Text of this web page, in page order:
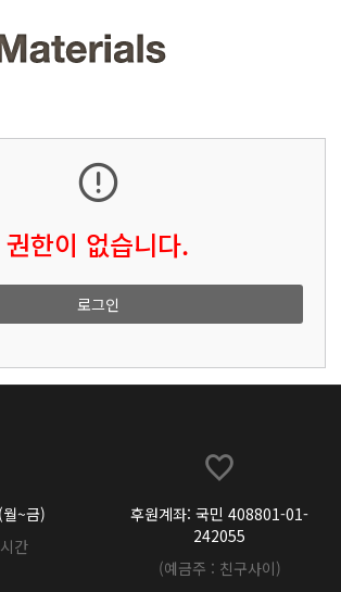
권한이 없습니다.
로그인
~금)
간
후원계좌: 국민 408801-01-
242055
(예금주 : 친구사이)